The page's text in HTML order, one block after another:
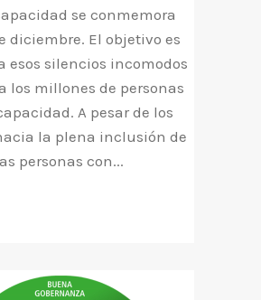
se conmemora
diciembre. El objetivo es
esos silencios incomodos
los millones de personas
A pesar de los
la plena inclusión de
personas con...